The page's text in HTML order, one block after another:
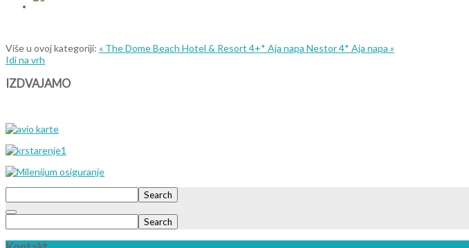
Više u ovoj kategoriji: « The Dome Beach Hotel & Resort 4+* Aja napa Nestor 4* Aja napa »
Idi na vrh
IZDVAJAMO
Search
Search